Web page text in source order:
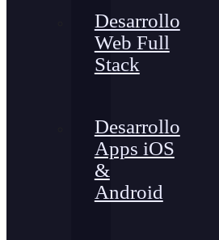
Desarrollo
Web Full
Stack
Desarrollo
Apps iOS
&
Android